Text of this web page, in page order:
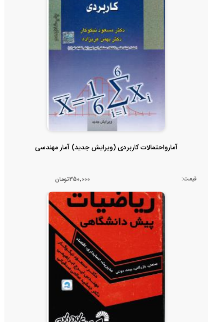
آمارواحتمالات کاربردی (ویرایش جدید) آمار مهندسی
قیمت: 350,000تومان